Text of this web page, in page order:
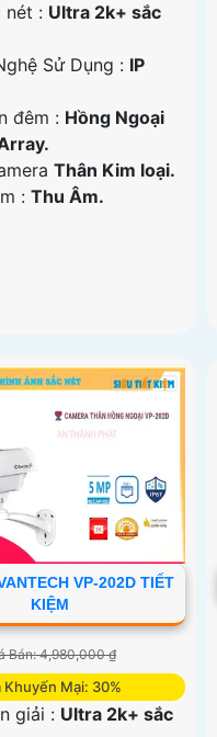
nét : Ultra 2k+ sắc
Sử Dụng : IP
đêm : Hồng Ngoại
Thân Kim loại.
: Thu Âm.
VP-202D TIẾT
KIỆM
Bán: 4,980,000 ₫
Khuyến Mại: 30%
giải : Ultra 2k+ sắc